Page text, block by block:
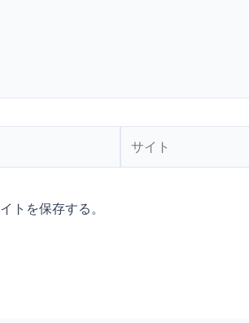
トを保存する。